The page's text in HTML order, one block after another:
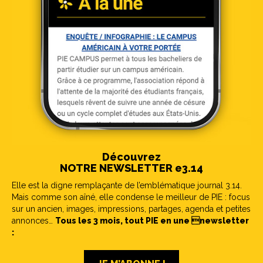
Découvrez
NOTRE NEWSLETTER e3.14
Elle est la digne remplaçante de l’emblématique journal 3.14.
Mais comme son aîné, elle condense le meilleur de PIE : focus
sur un ancien, images, impressions, partages, agenda et petites
annonces… Tous les 3 mois, tout PIE en une newsletter
: